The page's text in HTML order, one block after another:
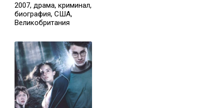
2007, драма, криминал,
биография, США,
Великобритания